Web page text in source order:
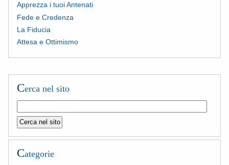
Apprezza i tuoi Antenati
Fede e Credenza
La Fiducia
Attesa e Ottimismo
Cerca nel sito
Categorie